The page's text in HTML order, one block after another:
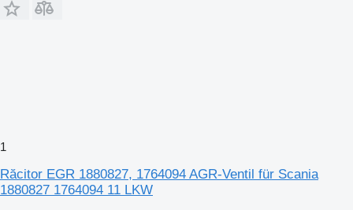
1
Răcitor EGR 1880827, 1764094 AGR-Ventil für Scania
1880827 1764094 11 LKW